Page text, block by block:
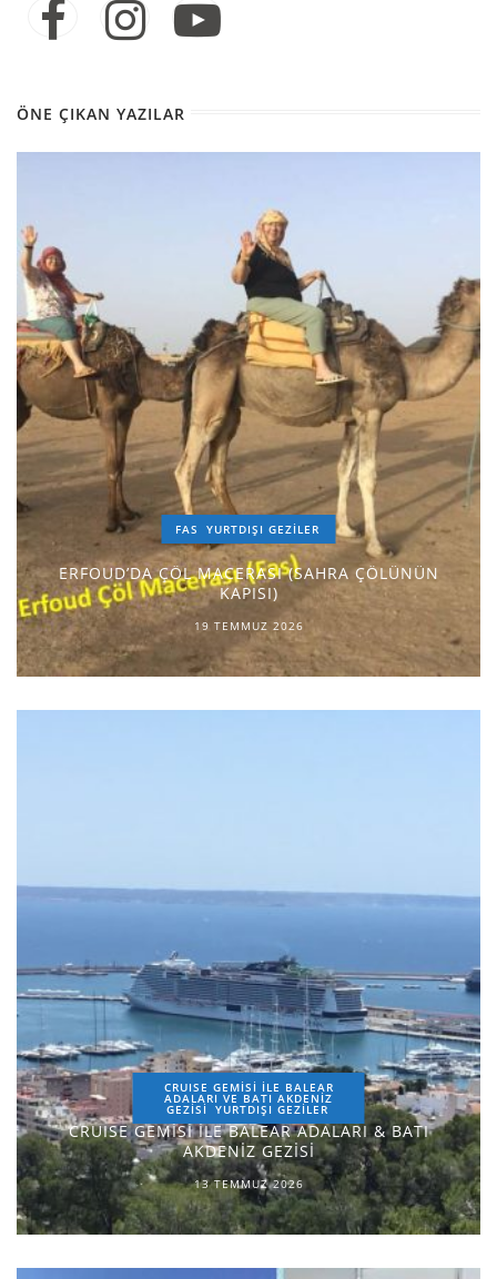
ÖNE ÇIKAN YAZILAR
FAS YURTDIŞI GEZILER
ERFOUD’DA ÇÖL MACERASI (SAHRA ÇÖLÜNÜN
KAPISI)
19 TEMMUZ 2026
CRUISE GEMİSİ İLE BALEAR
ADALARI VE BATI AKDENİZ
GEZİSİ YURTDIŞI GEZILER
CRUISE GEMİSİ İLE BALEAR ADALARI & BATI
AKDENİZ GEZİSİ
13 TEMMUZ 2026